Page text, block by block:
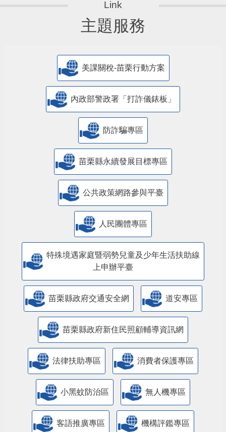
主題服務
美課關稅-苗栗行動方案
內政部警政署「打詐儀錶板」
防詐騙專區
苗栗縣永續發展目標專區
公共政策網路參與平臺
人民團體專區
特殊境遇家庭暨弱勢兒童及少年生活扶助線
上申辦平臺
苗栗縣政府交通安全網 道安專區
苗栗縣政府新住民照顧輔導資訊網
法律扶助專區 消費者保護專區
小黑蚊防治區 無人機專區
客語推廣專區 機構評鑑專區